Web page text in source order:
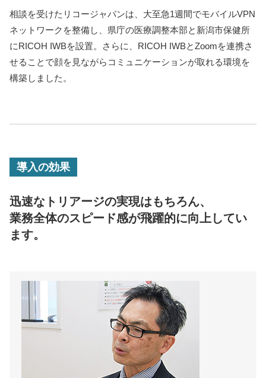
相談を受けたリコージャパンは、大至急1週間でモバイルVPN
ネットワークを整備し、県庁の医療調整本部と新潟市保健所
にRICOH IWBを設置。さらに、RICOH IWBとZoomを連携さ
せることで顔を見ながらコミュニケーションが取れる環境を
構築しました。
導入の効果
迅速なトリアージの実現はもちろん、
業務全体のスピード感が飛躍的に向上してい
ます。
新潟市保健所 所長
高橋 善樹 様